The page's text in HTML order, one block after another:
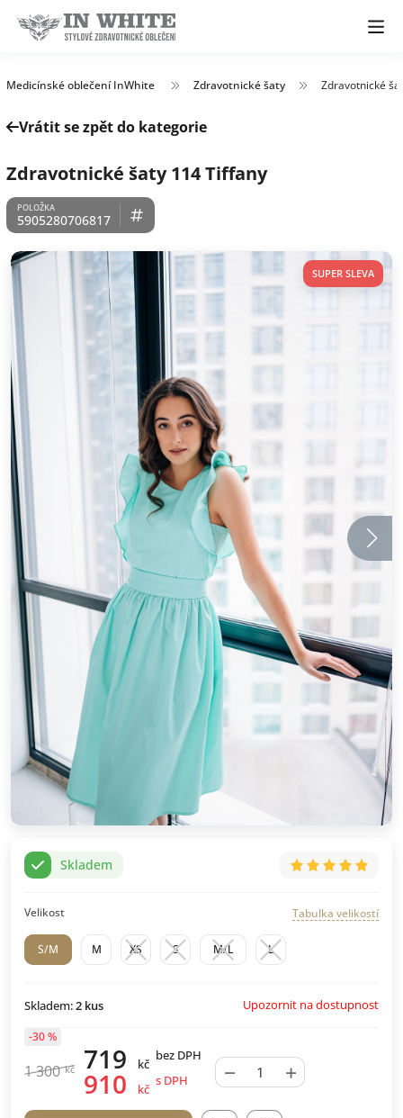
Medicínské oblečení InWhite Zdravotnické šaty Zdravotnické
Vrátit se zpět do kategorie
Zdravotnické šaty 114 Tiffany
5905280706817
SUPER SLEVA
Skladem
Velikost Tabulka velikostí
S/M M XS S M/L L
Skladem:2 kus Upozornit na dostupnost
1 300 kč 719 kč
bez DPH
910 kč
s DPH
-30 %
− +